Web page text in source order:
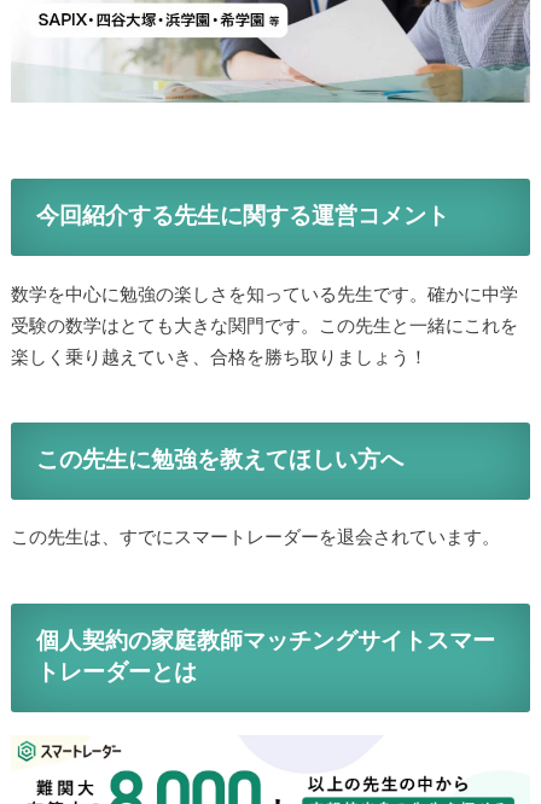
今回紹介する先生に関する運営コメント
数学を中心に勉強の楽しさを知っている先生です。確かに中学
受験の数学はとても大きな関門です。この先生と一緒にこれを
楽しく乗り越えていき、合格を勝ち取りましょう！
この先生に勉強を教えてほしい方へ
この先生は、すでにスマートレーダーを退会されています。
個人契約の家庭教師マッチングサイトスマー
トレーダーとは